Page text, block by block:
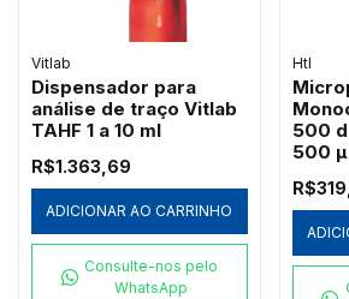
Vitlab
Dispensador para
análise de traço Vitlab
TAHF 1 a 10 ml
R$1.363,69
ADICIONAR AO CARRINHO
Consulte-nos pelo
WhatsApp
Htl
500
500